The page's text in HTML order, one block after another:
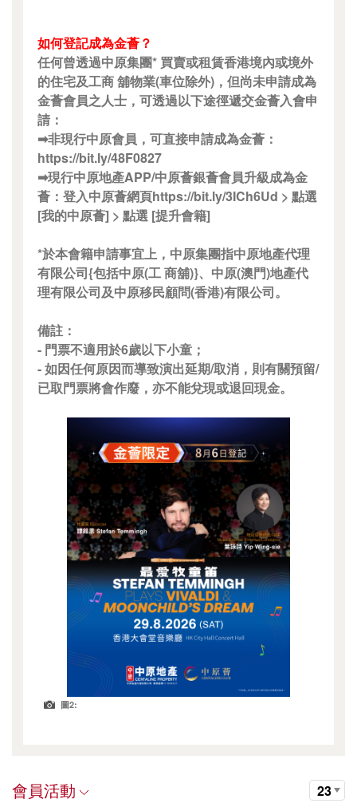
如何登記成為金薈？
任何曾透過中原集團* 買賣或租賃香港境內或境外
的住宅及工商 舖物業(車位除外)，但尚未申請成為
金薈會員之人士，可透過以下途徑遞交金薈入會申
請：
➡非現行中原會員，可直接申請成為金薈：
https://bit.ly/48F0827
➡現行中原地產APP/中原薈銀薈會員升級成為金
薈：登入中原薈網頁https://bit.ly/3ICh6Ud > 點選
[我的中原薈] > 點選 [提升會籍]
*於本會籍申請事宜上，中原集團指中原地產代理
有限公司{包括中原(工 商舖)}、中原(澳門)地產代
理有限公司及中原移民顧問(香港)有限公司。
備註：
- 門票不適用於6歲以下小童；
- 如因任何原因而導致演出延期/取消，則有關預留/
已取門票將會作廢，亦不能兌現或退回現金。
圖2:
會員活動 23